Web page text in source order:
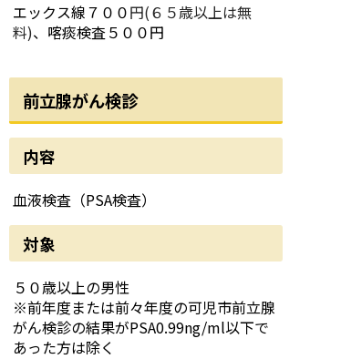
エックス線７００円(６５歳以上は無
料)、喀痰検査５００円
前立腺がん検診
内容
血液検査（PSA検査）
対象
５０歳以上の男性
※前年度または前々年度の可児市前立腺
がん検診の結果がPSA0.99ng/ml以下で
あった方は除く